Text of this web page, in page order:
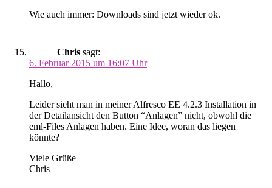
Wie auch immer: Downloads sind jetzt wieder ok.
Chris sagt:
6. Februar 2015 um 16:07 Uhr
Hallo,
Leider sieht man in meiner Alfresco EE 4.2.3 Installation in
der Detailansicht den Button “Anlagen” nicht, obwohl die
eml-Files Anlagen haben. Eine Idee, woran das liegen
könnte?
Viele Grüße
Chris